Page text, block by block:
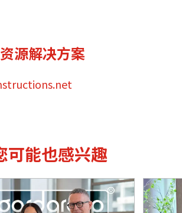
源解决方案
可能也感兴趣